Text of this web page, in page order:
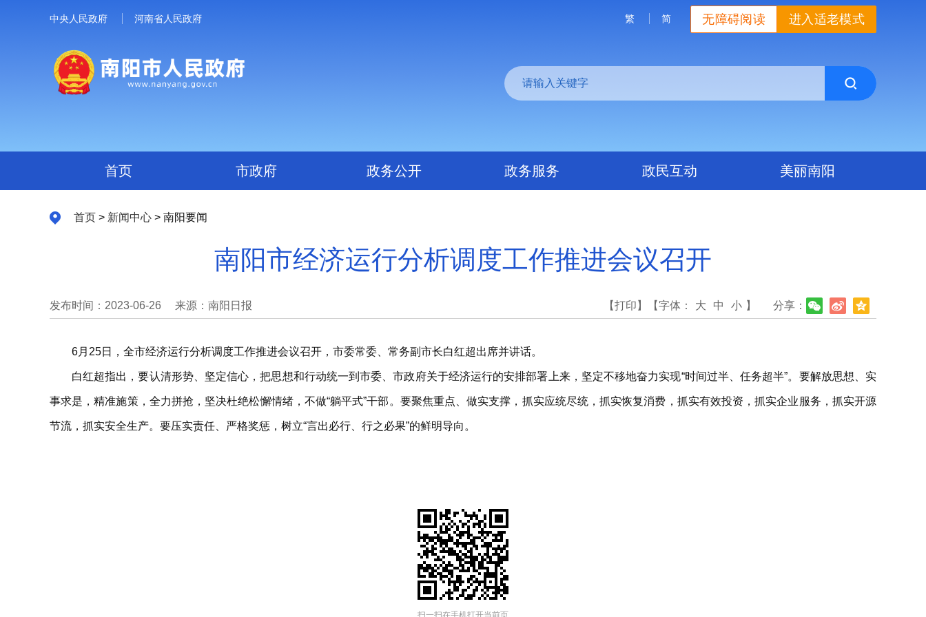
中央人民政府 河南省人民政府 进入适老模式
无障碍阅读
繁 简
首页 市政府 政务公开 政务服务 政民互动 美丽南阳
首页 > 新闻中心 > 南阳要闻
南阳市经济运行分析调度工作推进会议召开
发布时间：2023-06-26 来源：南阳日报 分享：
【打印】 【字体： 大 中 小 】
6月25日，全市经济运行分析调度工作推进会议召开，市委常委、常务副市长白红超出席并讲话。
白红超指出，要认清形势、坚定信心，把思想和行动统一到市委、市政府关于经济运行的安排部署上来，坚定不移地奋力实现“时间过半、任务超半”。要解放思想、实
事求是，精准施策，全力拼抢，坚决杜绝松懈情绪，不做“躺平式”干部。要聚焦重点、做实支撑，抓实应统尽统，抓实恢复消费，抓实有效投资，抓实企业服务，抓实开源
节流，抓实安全生产。要压实责任、严格奖惩，树立“言出必行、行之必果”的鲜明导向。
扫一扫在手机打开当前页